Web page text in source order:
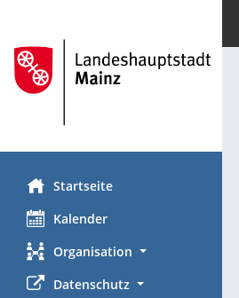
Startseite
Kalender
Organisation
Datenschutz